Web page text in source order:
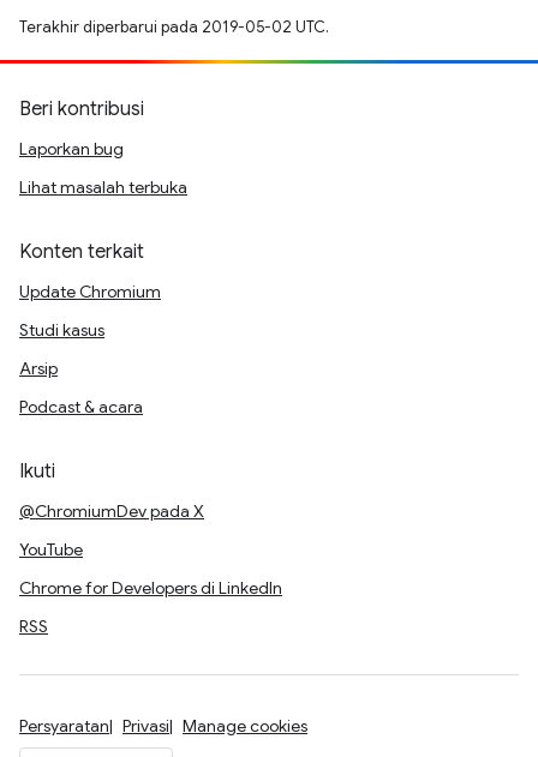
Terakhir diperbarui pada 2019-05-02 UTC.
Beri kontribusi
Laporkan bug
Lihat masalah terbuka
Konten terkait
Update Chromium
Studi kasus
Arsip
Podcast & acara
Ikuti
@ChromiumDev pada X
YouTube
Chrome for Developers di LinkedIn
RSS
Persyaratan Privasi Manage cookies